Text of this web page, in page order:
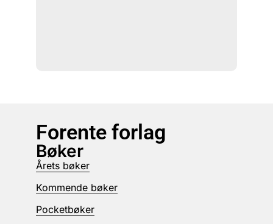
Forente forlag
Bøker
Årets bøker
Kommende bøker
Pocketbøker